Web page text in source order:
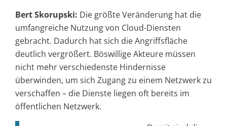
Bert Skorupski: Die größte Veränderung hat die
umfangreiche Nutzung von Cloud-Diensten
gebracht. Dadurch hat sich die Angriffsfläche
deutlich vergrößert. Böswillige Akteure müssen
nicht mehr verschiedenste Hindernisse
überwinden, um sich Zugang zu einem Netzwerk zu
verschaffen – die Dienste liegen oft bereits im
öffentlichen Netzwerk.